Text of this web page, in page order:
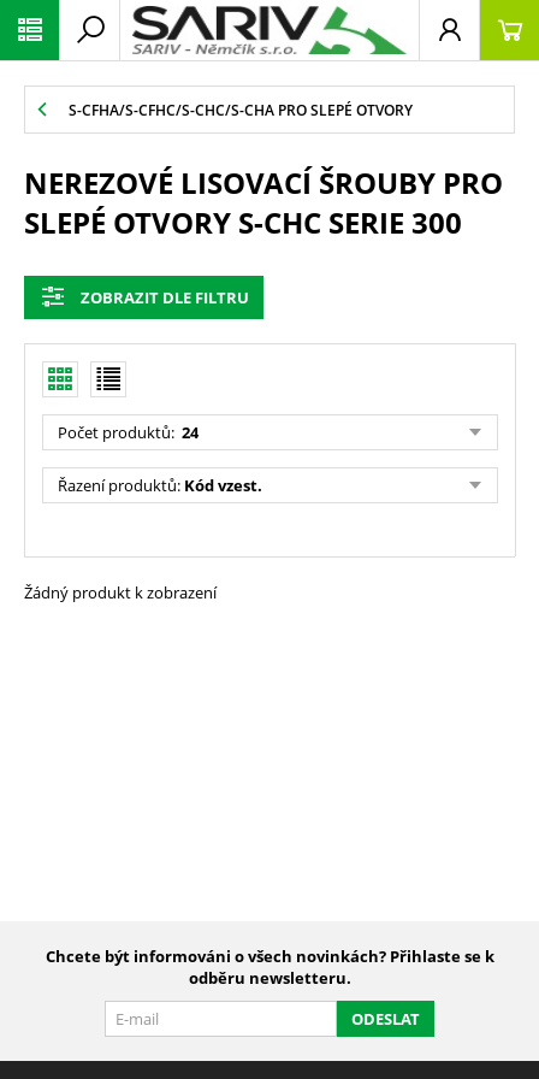
S-CFHA/S-CFHC/S-CHC/S-CHA PRO SLEPÉ OTVORY
NEREZOVÉ LISOVACÍ ŠROUBY PRO
SLEPÉ OTVORY S-CHC SERIE 300
ZOBRAZIT DLE FILTRU
Počet produktů: 24
Řazení produktů: Kód vzest.
Žádný produkt k zobrazení
Chcete být informováni o všech novinkách? Přihlaste se k
odběru newsletteru.
ODESLAT